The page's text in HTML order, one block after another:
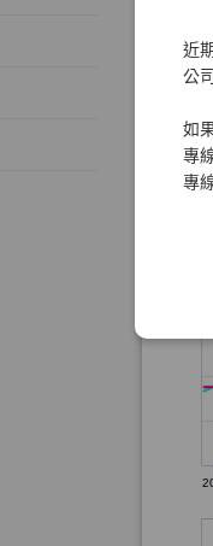
近
公
如
專
專